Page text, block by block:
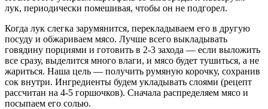
лук, периодически помешивая, чтобы он не подгорел.
Когда лук слегка зарумянится, перекладываем его в другую
посуду и обжариваем мясо. Лучше всего выкладывать
говядину порциями и готовить в 2-3 захода — если выложить
все сразу, выделится много влаги, и мясо будет тушиться, а не
жариться. Наша цель — получить румяную корочку, сохранив
сок внутри. Ингредиенты будем укладывать слоями (рецепт
рассчитан на 4-5 горшочков). Сначала распределяем мясо и
посыпаем его солью.